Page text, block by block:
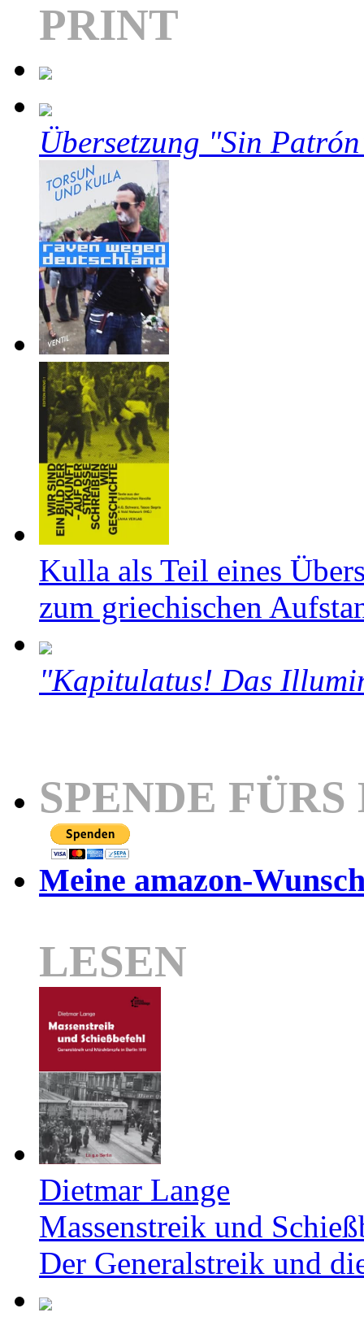
PRINT
Übersetzung "Sin
Kulla als Teil eines
zum griechischen
"Kapitulatus! Das
SPENDE
Meine amazon-
LESEN
Dietmar Lange
Massenstreik und
Der Generalstreik und